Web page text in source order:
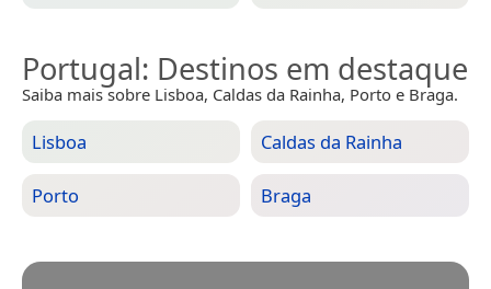
Portugal: Destinos em destaque
Saiba mais sobre Lisboa, Caldas da Rainha, Porto e Braga.
Lisboa Caldas da Rainha
Porto Braga